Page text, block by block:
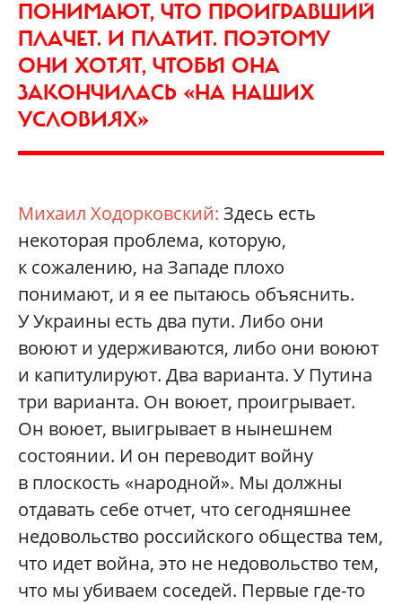
ПОНИМАЮТ, ЧТО ПРОИГРАВШИЙ
ПЛАЧЕТ. И ПЛАТИТ. ПОЭТОМУ
ОНИ ХОТЯТ, ЧТОБЫ ОНА
ЗАКОНЧИЛАСЬ «НА НАШИХ
УСЛОВИЯХ»
Михаил Ходорковский: Здесь есть
некоторая проблема, которую,
к сожалению, на Западе плохо
понимают, и я ее пытаюсь объяснить.
У Украины есть два пути. Либо они
воюют и удерживаются, либо они воюют
и капитулируют. Два варианта. У Путина
три варианта. Он воюет, проигрывает.
Он воюет, выигрывает в нынешнем
состоянии. И он переводит войну
в плоскость «народной». Мы должны
отдавать себе отчет, что сегодняшнее
недовольство российского общества тем,
что идет война, это не недовольство тем,
что мы убиваем соседей. Первые где-то